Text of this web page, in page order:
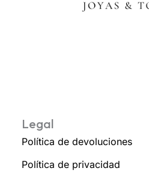
Legal
Política de devoluciones
Política de privacidad